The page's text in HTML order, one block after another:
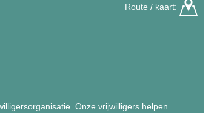
Route / kaart:
Onze vrijwilligers helpen